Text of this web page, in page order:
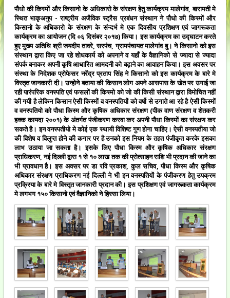
पौधो की किस्मों और किसानो के अधिकारो के संरक्षण हेतु कार्यक्रम मालेगांव,बारामती मे
स्थित भाकृअनुप - राष्ट्रीय अजैविक स्ट्रैस प्रबंधन संस्थान ने पौधो की किस्मों और
किसानो के अधिकारो के संरक्षण के संन्दर्भ मे एक दिवसीय प्रशिक्षण एवं जागरूकता
कार्यक्रम का आयोजन (दि ०६ दिसंबर २०१७) किया। इस कार्यक्रम का उद्घाटन करते
हुए मुख्य अतिथि श्री जयदीप तावरे, सरपंच,ग्रामपंचायत मालेगांव बु। ने किसानो को इस
संस्थान द्वारा किए जा रहे शोधकार्य को अपनाने व यहाँ के वैज्ञानिको से ज्यादा से ज्यादा
संपर्क बनाकर अपनी कृषि आधारित आमदनी को बढ़ाने का आवाहन किया। इस अवसर पर
संस्था के निदेशक प्रोफेसर नरेंद्र प्रताप सिंह ने किसानो को इस कार्यक्रम के बारे मे
विस्तृत जानकारी दी। उन्होने बताया की किसान लोग अपने आसपास के खेत पर उगाई जा
रही पारंपरिक वनस्पति एवं फसलों की किस्मो को जो की किसी संस्थान द्वारा विमोचित नहीं
की गयी है लेकिन किसान ऐसी किस्मों व वनस्पतियों को वर्षो से उगाते आ रहे है ऐसी किस्मों
व वनस्पतियो को पौधा किस्म और कृषिक अधिकार संरक्षण (पीक वाण संरक्षण व शेतकरी
हक्क कायदा २००१) के अंतर्गत पंजीकरण करवा कर अपनी पौधा किस्मों का संरक्षण कर
सकते है। इन वनस्पतीयो मे कोई एक स्थायी विशिष्ट गुण होना चाहिए। ऐसी वनस्पतीया जो
की विशेष व विलुप्त होने की कगार पर है उनको इस नियम के तहत पंजीकृत करके इसका
लाभ उठाया जा सकता है। इसके लिए पौधा किस्म और कृषिक अधिकार संरक्षण
प्राधिकरण,नई दिल्ली द्वारा १ से १० लाख तक की प्रोत्साहन राशि भी प्रदान की जाने का
भी प्रावधान है। इस अवसर पर डा रवि प्रकाश, कुल सचिव,पौधा किस्म और कृषिक
अधिकार संरक्षण प्राधिकरण नई दिल्ली ने भी इन वनस्पतियों के पंजीकरण हेतु उपक्रम
प्रक्रिया के बारे मे विस्तृत जानकारी प्रदान की। इस प्रशिक्षण एवं जागरूकता कार्यक्रम
मे लगभग १५० किसानो एवं वैज्ञानिको ने हिस्सा लिया।